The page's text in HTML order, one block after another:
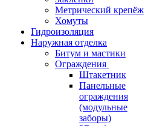
Метрический крепёж
Хомуты
Гидроизоляция
Наружная отделка
Битум и мастики
Ограждения
Штакетник
Панельные
ограждения
(модульные
заборы)